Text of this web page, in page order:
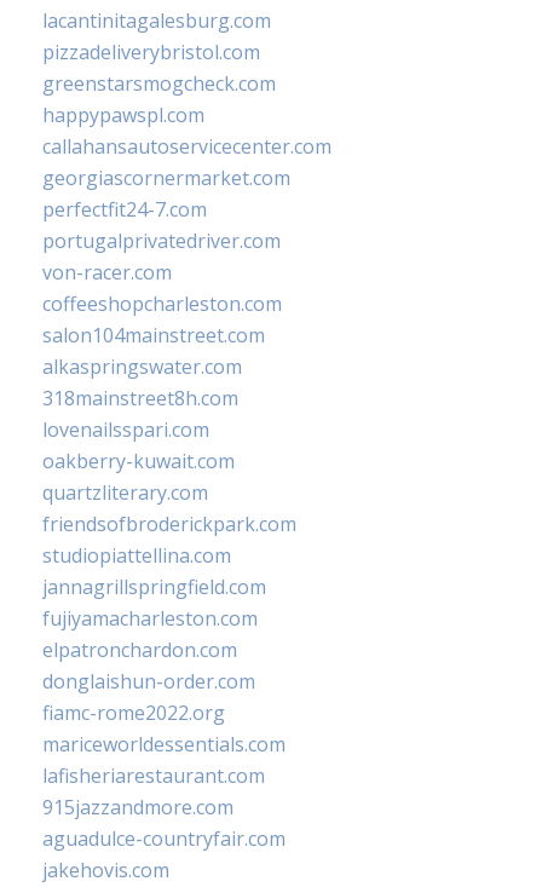
lacantinitagalesburg.com
pizzadeliverybristol.com
greenstarsmogcheck.com
happypawspl.com
callahansautoservicecenter.com
georgiascornermarket.com
perfectfit24-7.com
portugalprivatedriver.com
von-racer.com
coffeeshopcharleston.com
salon104mainstreet.com
alkaspringswater.com
318mainstreet8h.com
lovenailsspari.com
oakberry-kuwait.com
quartzliterary.com
friendsofbroderickpark.com
studiopiattellina.com
jannagrillspringfield.com
fujiyamacharleston.com
elpatronchardon.com
donglaishun-order.com
fiamc-rome2022.org
mariceworldessentials.com
lafisheriarestaurant.com
915jazzandmore.com
aguadulce-countryfair.com
jakehovis.com